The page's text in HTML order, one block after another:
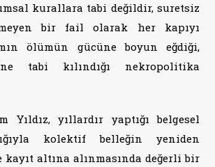
kurallara tabi değildir, suretsiz
bir fail olarak her kapıyı
ölümün gücüne boyun eğdiği,
tabi kılındığı nekropolitika
Yıldız, yıllardır yaptığı belgesel
kolektif belleğin yeniden
altına alınmasında değerli bir